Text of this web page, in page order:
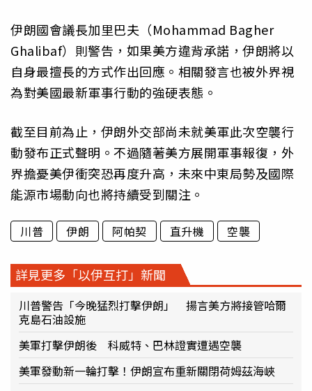
伊朗國會議長加里巴夫（Mohammad Bagher
Ghalibaf）則警告，如果美方違背承諾，伊朗將以
自身最擅長的方式作出回應。相關發言也被外界視
為對美國最新軍事行動的強硬表態。
截至目前為止，伊朗外交部尚未就美軍此次空襲行
動發布正式聲明。不過隨著美方展開軍事報復，外
界擔憂美伊衝突恐再度升高，未來中東局勢及國際
能源市場動向也將持續受到關注。
川普 伊朗 阿帕契 直升機 空襲
詳見更多「以伊互打」新聞
川普警告「今晚猛烈打擊伊朗」 揚言美方將接管哈爾
克島石油設施
美軍打擊伊朗後 科威特、巴林證實遭遇空襲
美軍發動新一輪打擊！伊朗宣布重新關閉荷姆茲海峽